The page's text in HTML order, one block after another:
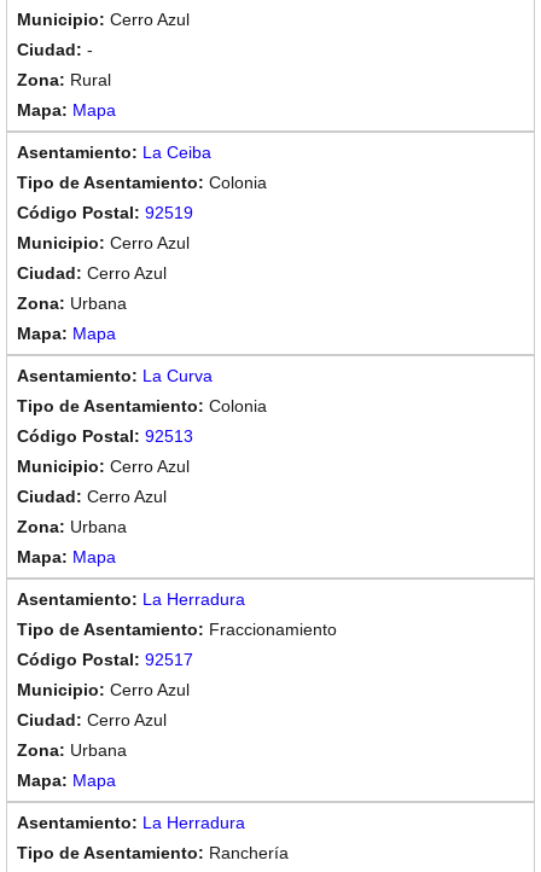
Cerro Azul
-
Rural
Mapa
La Ceiba
Colonia
92519
Cerro Azul
Cerro Azul
Urbana
Mapa
La Curva
Colonia
92513
Cerro Azul
Cerro Azul
Urbana
Mapa
La Herradura
Fraccionamiento
92517
Cerro Azul
Cerro Azul
Urbana
Mapa
La Herradura
Ranchería